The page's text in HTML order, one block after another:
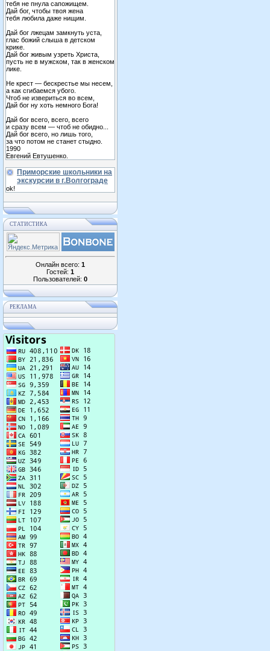
тебя не пнула сапожищем.
Дай бог, чтобы твоя жена
тебя любила даже нищим.
Дай бог лжецам замкнуть уста,
глас божий слыша в детском
крике.
Дай бог живым узреть Христа,
пусть не в мужском, так в женском
лике.
Не крест — бескрестье мы несем,
а как сгибаемся убого.
Чтоб не извериться во всем,
Дай бог ну хоть немного Бога!
Дай бог всего, всего, всего
и сразу всем — чтоб не обидно...
Дай бог всего, но лишь того,
за что потом не станет стыдно.
1990
Евгений Евтушенко.
Приморские школьники на
экскурсии в г.Волгограде
ok!
СТАТИСТИКА
Онлайн всего: 1
Гостей: 1
Пользователей: 0
РЕКЛАМА